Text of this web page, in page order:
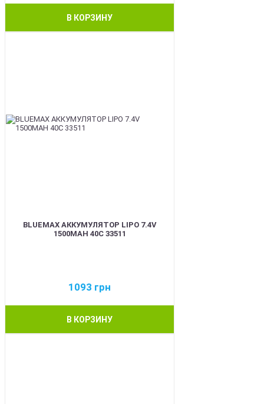
В КОРЗИНУ
BLUEMAX АККУМУЛЯТОР LIPO 7.4V
1500MAH 40C 33511
1093 грн
В КОРЗИНУ